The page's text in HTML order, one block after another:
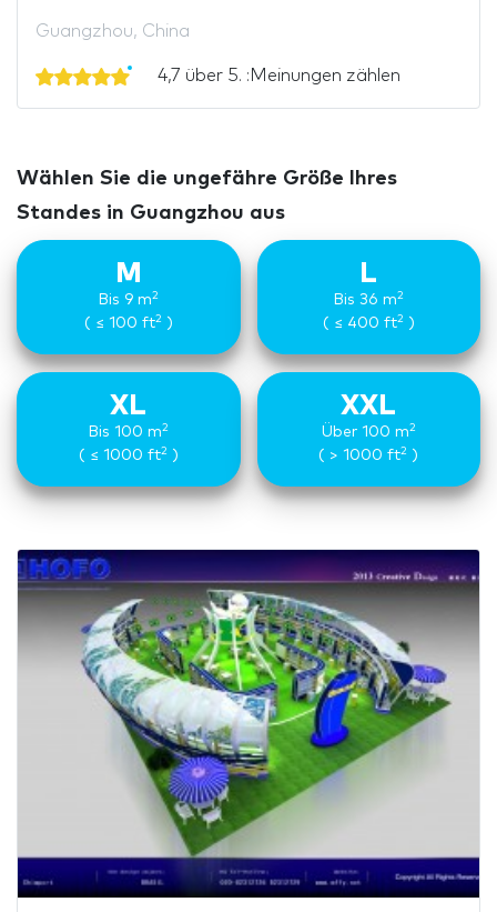
Guangzhou, China
4,7 über 5. :Meinungen zählen
Wählen Sie die ungefähre Größe Ihres
Standes in Guangzhou aus
M
Bis 9 m2
( ≤ 100 ft2)
L
Bis 36 m2
( ≤ 400 ft2)
XL
Bis 100 m2
( ≤ 1000 ft2)
XXL
Über 100 m2
( > 1000 ft2 )